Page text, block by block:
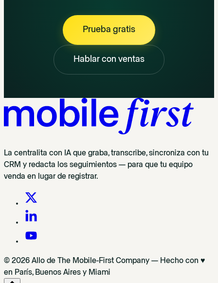
Prueba gratis
Hablar con ventas
La centralita con IA que graba, transcribe, sincroniza con tu
CRM y redacta los seguimientos — para que tu equipo
venda en lugar de registrar.
© 2026 Allo de The Mobile-First Company — Hecho con ♥
en París, Buenos Aires y Miami